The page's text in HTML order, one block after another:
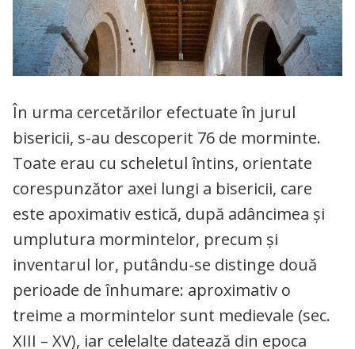
În urma cercetărilor efectuate în jurul
bisericii, s-au descoperit 76 de morminte.
Toate erau cu scheletul întins, orientate
corespunzător axei lungi a bisericii, care
este apoximativ estică, după adâncimea şi
umplutura mormintelor, precum şi
inventarul lor, putându-se distinge două
perioade de înhumare: aproximativ o
treime a mormintelor sunt medievale (sec.
XIII – XV), iar celelalte datează din epoca